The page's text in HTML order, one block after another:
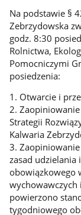
Na podstawie §
Zebrzydowska
godz. 8:30
Rolnictwa,
Pomocniczymi
posiedzenia:
1. Otwarcie i
2.
Strategii
Kalwaria
3.
zasad
obowiązkowego
powierzono
tygodniowego